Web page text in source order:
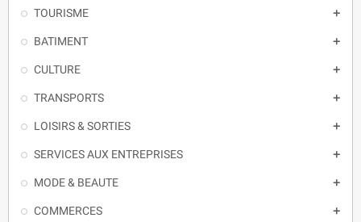
TOURISME 
BATIMENT 
CULTURE 
TRANSPORTS 
LOISIRS & SORTIES 
SERVICES AUX ENTREPRISES 
MODE & BEAUTE 
COMMERCES 